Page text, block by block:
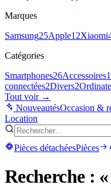
Marques
Samsung25Apple12Xiaomi
Catégories
Smartphones26Accessoires
connectées2Divers2
Tout voir →
NouveautésOccasion &
Location
Pièces détachéesPièces
Recherche :